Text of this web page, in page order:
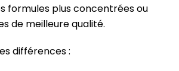
formules plus concentrées ou
de meilleure qualité.
différences :